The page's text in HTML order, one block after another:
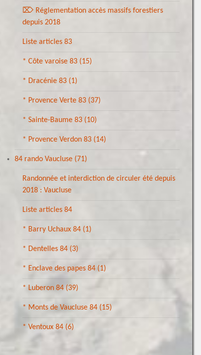
⌦ Réglementation accès massifs forestiers
depuis 2018
Liste articles 83
* Côte varoise 83 (15)
* Dracénie 83 (1)
* Provence Verte 83 (37)
* Sainte-Baume 83 (10)
* Provence Verdon 83 (14)
84 rando Vaucluse (71)
Randonnée et interdiction de circuler été depuis
2018 : Vaucluse
Liste articles 84
* Barry Uchaux 84 (1)
* Dentelles 84 (3)
* Enclave des papes 84 (1)
* Luberon 84 (39)
* Monts de Vaucluse 84 (15)
* Ventoux 84 (6)